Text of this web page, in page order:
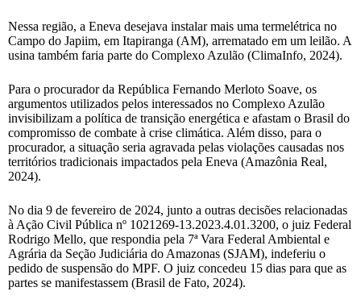
Nessa região, a Eneva desejava instalar mais uma termelétrica no
Campo do Japiim, em Itapiranga (AM), arrematado em um leilão. A
usina também faria parte do Complexo Azulão (ClimaInfo, 2024).
Para o procurador da República Fernando Merloto Soave, os
argumentos utilizados pelos interessados no Complexo Azulão
invisibilizam a política de transição energética e afastam o Brasil do
compromisso de combate à crise climática. Além disso, para o
procurador, a situação seria agravada pelas violações causadas nos
territórios tradicionais impactados pela Eneva (Amazônia Real,
2024).
No dia 9 de fevereiro de 2024, junto a outras decisões relacionadas
à Ação Civil Pública nº 1021269-13.2023.4.01.3200, o juiz Federal
Rodrigo Mello, que respondia pela 7ª Vara Federal Ambiental e
Agrária da Seção Judiciária do Amazonas (SJAM), indeferiu o
pedido de suspensão do MPF. O juiz concedeu 15 dias para que as
partes se manifestassem (Brasil de Fato, 2024).